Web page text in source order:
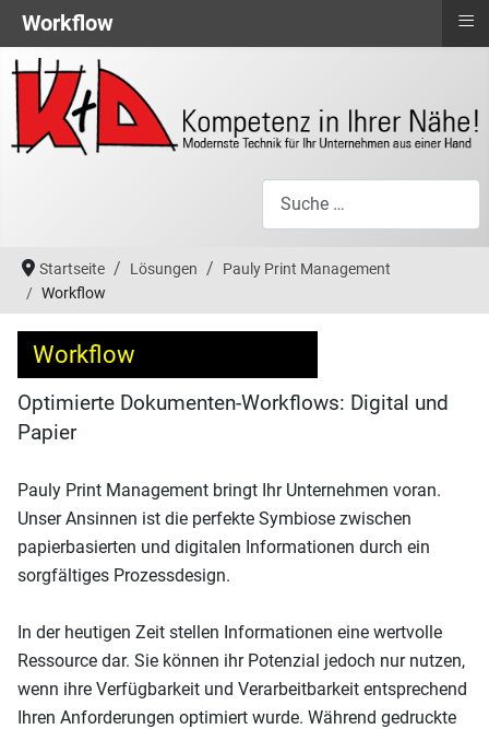
Startseite Lösungen
Pauly Print Management
Workflow
Workflow
Optimierte Dokumenten-Workflows: Digital und
Papier
Pauly Print Management bringt Ihr Unternehmen voran.
Unser Ansinnen ist die perfekte Symbiose zwischen
papierbasierten und digitalen Informationen durch ein
sorgfältiges Prozessdesign.
In der heutigen Zeit stellen Informationen eine wertvolle
Ressource dar. Sie können ihr Potenzial jedoch nur nutzen,
wenn ihre Verfügbarkeit und Verarbeitbarkeit entsprechend
Ihren Anforderungen optimiert wurde. Während gedruckte
Workflow ≡